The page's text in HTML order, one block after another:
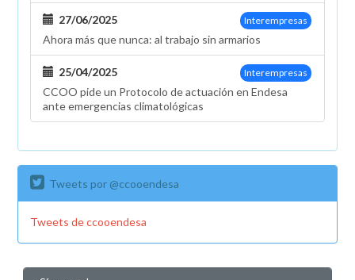
Interempresas
27/06/2025
Ahora más que nunca: al trabajo sin armarios
Interempresas
25/04/2025
CCOO pide un Protocolo de actuación en Endesa
ante emergencias climatológicas
Tweets por @ccooendesa
Tweets de ccooendesa